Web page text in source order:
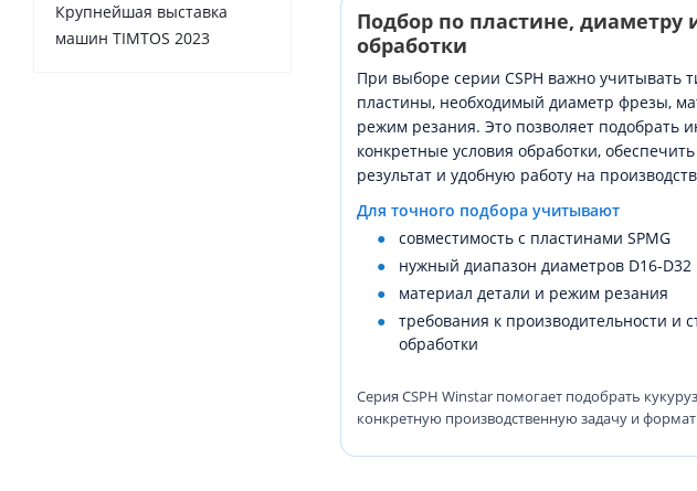
Подбор по пластине, диаметру
обработки
При выборе серии CSPH важно учитывать
пластины, необходимый диаметр фрезы,
режим резания. Это позволяет подобрать
конкретные условия обработки,
результат и удобную работу на
Для точного подбора учитывают
совместимость с пластинами SPMG
нужный диапазон диаметров D16-D32
материал детали и режим резания
требования к производительности и
обработки
Серия CSPH Winstar помогает подобрать
конкретную производственную задачу и
Крупнейшая выставка
машин TIMTOS 2023